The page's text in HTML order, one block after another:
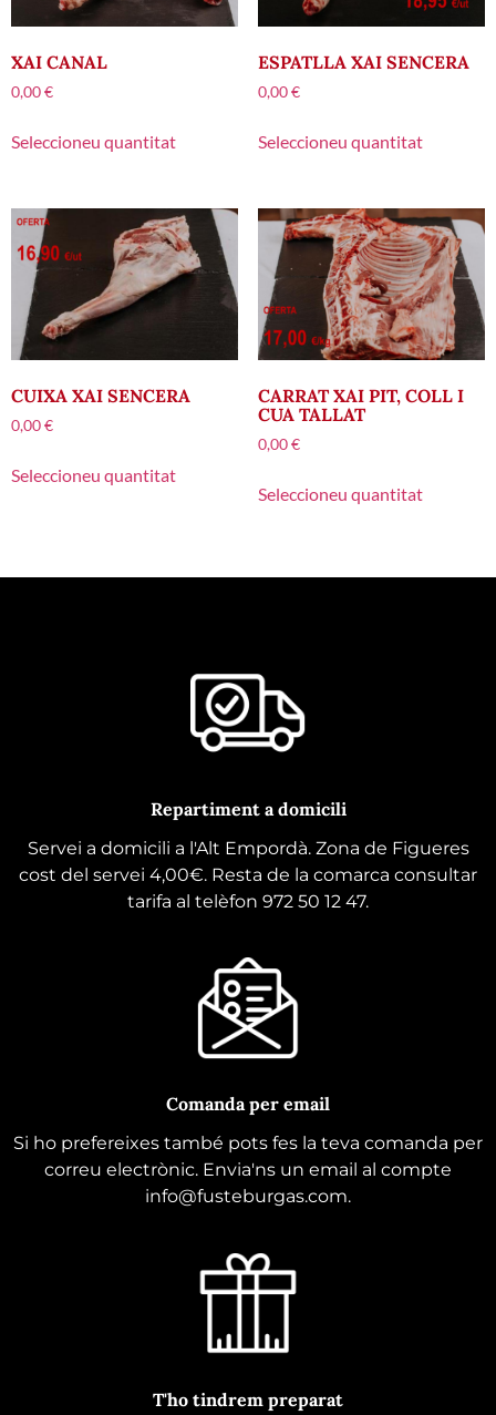
XAI CANAL
0,00€
Seleccioneu quantitat
ESPATLLA XAI SENCERA
0,00€
Seleccioneu quantitat
CUIXA XAI SENCERA
0,00€
Seleccioneu quantitat
CARRAT XAI PIT, COLL I
CUA TALLAT
0,00€
Seleccioneu quantitat
Repartiment a domicili
Servei a domicili a l'Alt Empordà. Zona de Figueres
cost del servei 4,00€. Resta de la comarca consultar
tarifa al telèfon 972 50 12 47.
Comanda per email
Si ho prefereixes també pots fes la teva comanda per
correu electrònic. Envia'ns un email al compte
info@fusteburgas.com.
T'ho tindrem preparat